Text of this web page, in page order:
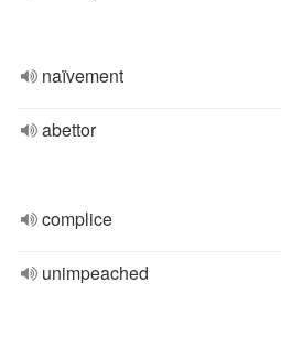
naïvement
abettor
complice
unimpeached